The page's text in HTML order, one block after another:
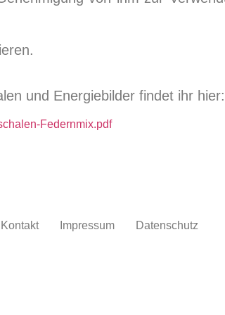
und Energiebilder findet ihr hier:
Federnmix.pdf
Kontakt Impressum Datenschutz